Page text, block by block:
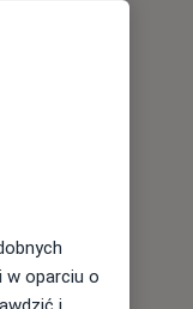
w oparciu o